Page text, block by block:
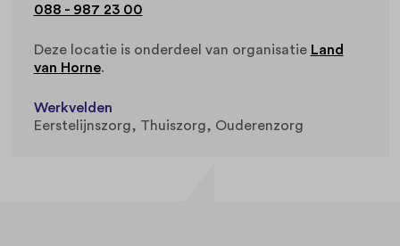
088 - 987 23 00
Deze locatie is onderdeel van organisatie Land
van Horne.
Werkvelden
Eerstelijnszorg
Thuiszorg Ouderenzorg